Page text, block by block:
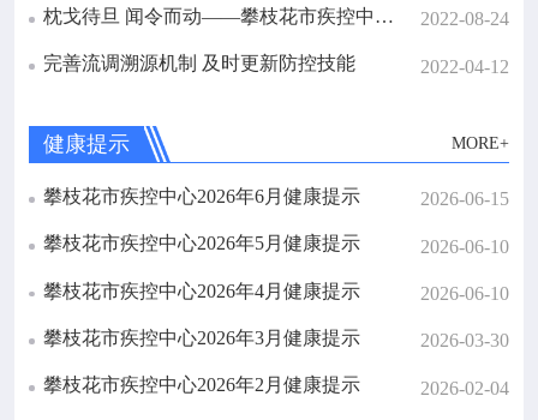
枕戈待旦 闻令而动——攀枝花市疾控中心开展应对极端条件下新冠肺炎疫情全员拉动集结演练 2022-08-24
完善流调溯源机制 及时更新防控技能 2022-04-12
健康提示 MORE+
攀枝花市疾控中心2026年6月健康提示 2026-06-15
攀枝花市疾控中心2026年5月健康提示 2026-06-10
攀枝花市疾控中心2026年4月健康提示 2026-06-10
攀枝花市疾控中心2026年3月健康提示 2026-03-30
攀枝花市疾控中心2026年2月健康提示 2026-02-04